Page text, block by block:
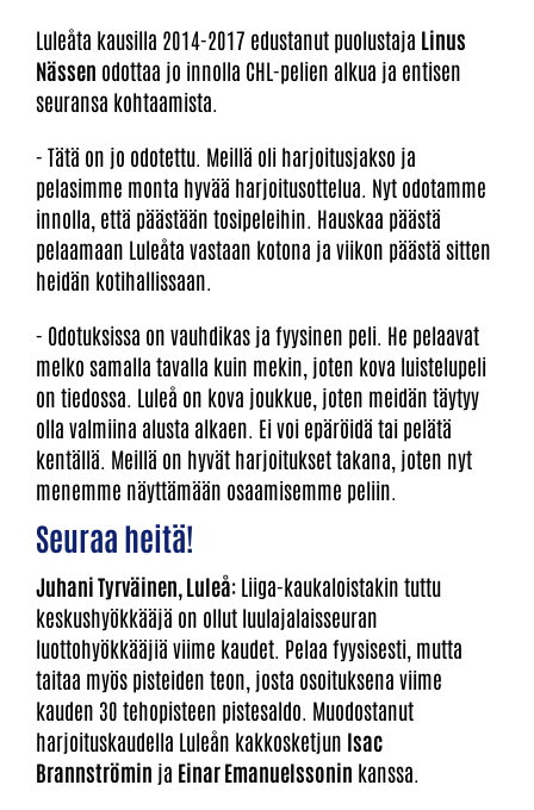
Luleåta kausilla 2014-2017 edustanut puolustaja Linus
Nässen odottaa jo innolla CHL-pelien alkua ja entisen
seuransa kohtaamista.
- Tätä on jo odotettu. Meillä oli harjoitusjakso ja
pelasimme monta hyvää harjoitusottelua. Nyt odotamme
innolla, että päästään tosipeleihin. Hauskaa päästä
pelaamaan Luleåta vastaan kotona ja viikon päästä sitten
heidän kotihallissaan.
- Odotuksissa on vauhdikas ja fyysinen peli. He pelaavat
melko samalla tavalla kuin mekin, joten kova luistelupeli
on tiedossa. Luleå on kova joukkue, joten meidän täytyy
olla valmiina alusta alkaen. Ei voi epäröidä tai pelätä
kentällä. Meillä on hyvät harjoitukset takana, joten nyt
menemme näyttämään osaamisemme peliin.
Seuraa heitä!
Juhani Tyrväinen, Luleå: Liiga-kaukaloistakin tuttu
keskushyökkääjä on ollut luulajalaisseuran
luottohyökkääjiä viime kaudet. Pelaa fyysisesti, mutta
taitaa myös pisteiden teon, josta osoituksena viime
kauden 30 tehopisteen pistesaldo. Muodostanut
harjoituskaudella Luleån kakkosketjun Isac
Brannströmin ja Einar Emanuelssonin kanssa.